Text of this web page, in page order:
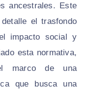
ancestrales. Este
el trasfondo
impacto social y
esta normativa,
marco de una
que busca una